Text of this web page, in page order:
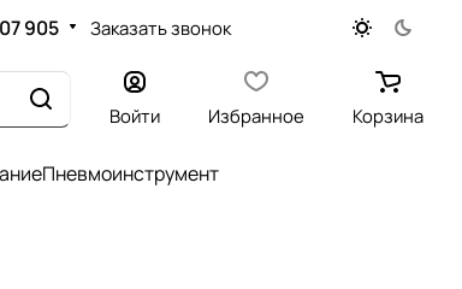
905 Заказать звонок
Войти Избранное Корзина
Пневмоинструмент